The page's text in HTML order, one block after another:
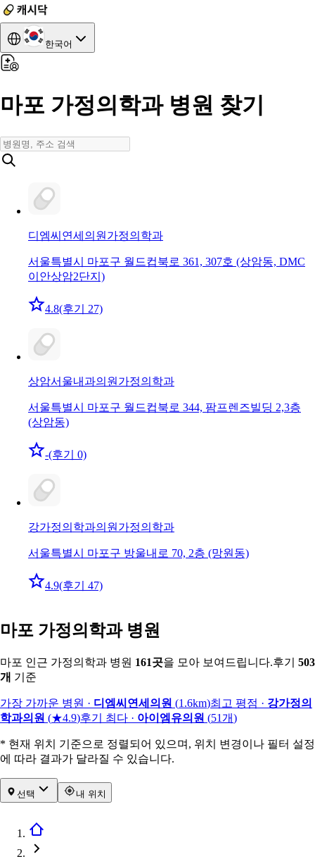
한국어
마포 가정의학과 병원 찾기
디엠씨연세의원 가정의학과
서울특별시 마포구 월드컵북로 361, 307호 (상암동, DMC
이안상암2단지)
4.8(후기 27)
상암서울내과의원 가정의학과
서울특별시 마포구 월드컵북로 344, 팜프렌즈빌딩 2,3층
(상암동)
-(후기 0)
강가정의학과의원 가정의학과
서울특별시 마포구 방울내로 70, 2층 (망원동)
4.9(후기 47)
마포 가정의학과 병원
마포 인근 가정의학과 병원 161곳을 모아 보여드립니다.후기
503
개 기준
가장 가까운 병원 · 디엠씨연세의원 (1.6km)최고 평점 · 강가정의
학과의원 (★4.9)후기 최다 · 아이엠유의원 (51개)
* 현재 위치 기준으로 정렬되어 있으며, 위치 변경이나 필터 설정
에 따라 결과가 달라질 수 있습니다.
선택 내 위치